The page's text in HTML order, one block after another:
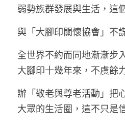
弱勢族群發展與生活，這
與「大腳印關懷協會」不
全世界不約而同地漸漸步
大腳印十幾年來，不虞餘
辦「敬老與尊老活動」把
大眾的生活圈，這不只是